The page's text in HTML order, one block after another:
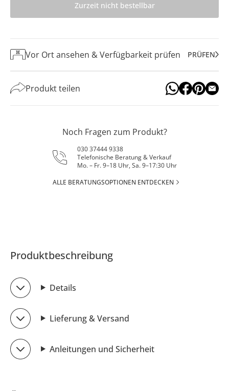
Zurzeit nicht bestellbar
Vor Ort ansehen & Verfügbarkeit prüfen PRÜFEN
Produkt teilen
Noch Fragen zum Produkt?
030 37444 9338
Telefonische Beratung & Verkauf
Mo. – Fr. 9–18 Uhr, Sa. 9–17:30 Uhr
ALLE BERATUNGSOPTIONEN ENTDECKEN
Produktbeschreibung
Details
Lieferung & Versand
Anleitungen und Sicherheit